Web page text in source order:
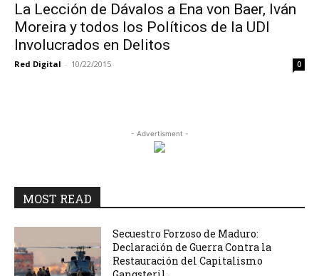
La Lección de Dávalos a Ena von Baer, Iván
Moreira y todos los Políticos de la UDI
Involucrados en Delitos
Red Digital - 10/22/2015 0
- Advertisment -
MOST READ
Secuestro Forzoso de Maduro:
Declaración de Guerra Contra la
Restauración del Capitalismo